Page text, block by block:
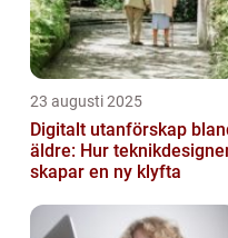
23 augusti 2025
Digitalt utanförskap
äldre: Hur
skapar en ny klyfta